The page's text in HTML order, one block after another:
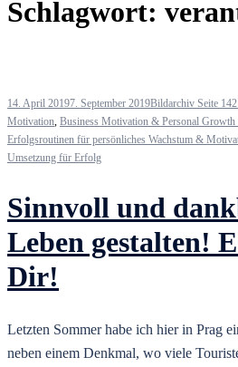
Schlagwort:
14. April 20197. September 2019Bildarchiv Seite
Motivation, Business Motivation & Personal
Erfolgsroutinen für persönliches Wachstum &
Umsetzung für Erfolg
Sinnvoll und
Leben gestalten!
Dir!
Letzten Sommer habe ich hier in Prag
neben einem Denkmal, wo viele